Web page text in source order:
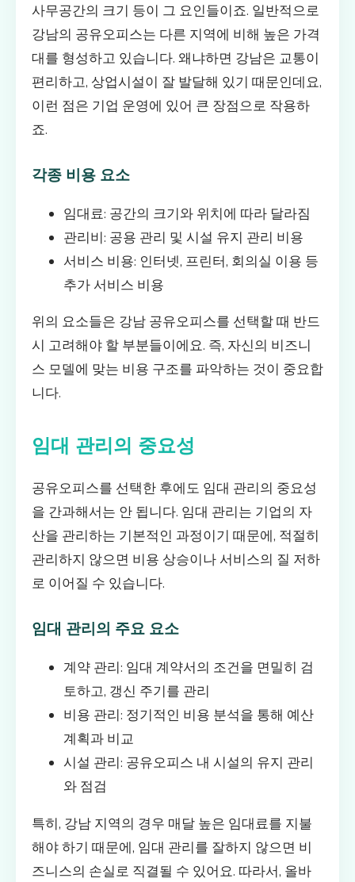
사무공간의 크기 등이 그 요인들이죠. 일반적으로
강남의 공유오피스는 다른 지역에 비해 높은 가격
대를 형성하고 있습니다. 왜냐하면 강남은 교통이
편리하고, 상업시설이 잘 발달해 있기 때문인데요,
이런 점은 기업 운영에 있어 큰 장점으로 작용하
죠.
각종 비용 요소
임대료: 공간의 크기와 위치에 따라 달라짐
관리비: 공용 관리 및 시설 유지 관리 비용
서비스 비용: 인터넷, 프린터, 회의실 이용 등
추가 서비스 비용
위의 요소들은 강남 공유오피스를 선택할 때 반드
시 고려해야 할 부분들이에요. 즉, 자신의 비즈니
스 모델에 맞는 비용 구조를 파악하는 것이 중요합
니다.
임대 관리의 중요성
공유오피스를 선택한 후에도 임대 관리의 중요성
을 간과해서는 안 됩니다. 임대 관리는 기업의 자
산을 관리하는 기본적인 과정이기 때문에, 적절히
관리하지 않으면 비용 상승이나 서비스의 질 저하
로 이어질 수 있습니다.
임대 관리의 주요 요소
계약 관리: 임대 계약서의 조건을 면밀히 검
토하고, 갱신 주기를 관리
비용 관리: 정기적인 비용 분석을 통해 예산
계획과 비교
시설 관리: 공유오피스 내 시설의 유지 관리
와 점검
특히, 강남 지역의 경우 매달 높은 임대료를 지불
해야 하기 때문에, 임대 관리를 잘하지 않으면 비
즈니스의 손실로 직결될 수 있어요. 따라서, 올바